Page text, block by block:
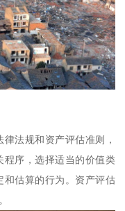
法规和资产评估准则，
程序，选择适当的价值类
和估算的行为。资产评估